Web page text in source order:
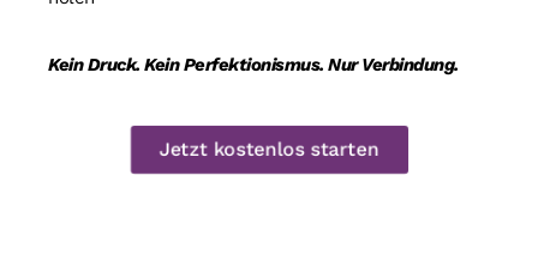
Kein Druck. Kein Perfektionismus. Nur Verbindung.
Jetzt kostenlos starten